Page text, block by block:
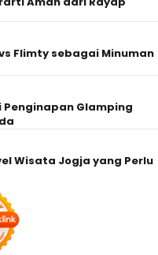
Flimty sebagai Minuman
Glamping
Wisata Jogja yang Perlu